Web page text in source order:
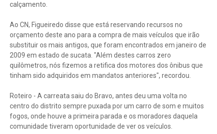
calçamento.
Ao CN, Figueiredo disse que está reservando recursos no
orçamento deste ano para a compra de mais veículos que irão
substituir os mais antigos, que foram encontrados em janeiro de
2009 em estado de sucata. "Além destes carros zero
quilômetros, nós fizemos a retifica dos motores dos ônibus que
tinham sido adquiridos em mandatos anteriores", recordou.
Roteiro - A carreata saiu do Bravo, antes deu uma volta no
centro do distrito sempre puxada por um carro de som e muitos
fogos, onde houve a primeira parada e os moradores daquela
comunidade tiveram oportunidade de ver os veículos.